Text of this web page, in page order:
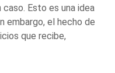
Esto es una idea
embargo, el hecho de
que recibe,